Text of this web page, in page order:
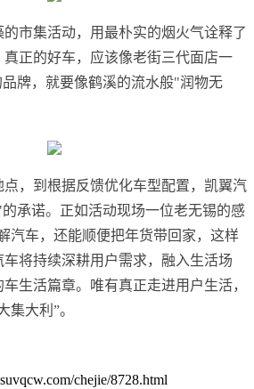
市集活动，用最朴实的烟火气诠释了
正的好车，应该像老街三代面店一
牌，就要像鹤溪的流水般"润物无
点，到根据反馈优化车型配置，凯翼汽
承诺。正如活动现场一位老无锡的感
汽车，还能顺便把年货带回家，这样
将持续深耕用户需求，融入生活场
生活篇章。唯有真正走进用户生活，
集大利”。
chejie/8728.html